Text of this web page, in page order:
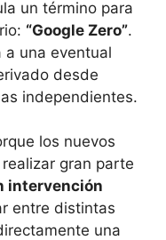
un término para
“Google Zero”.
a una eventual
desde
independientes.
los nuevos
gran parte
intervención
entre distintas
una